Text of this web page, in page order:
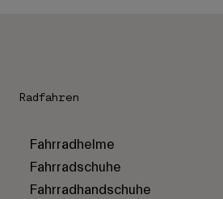
Radfahren
Fahrradhelme
Fahrradschuhe
Fahrradhandschuhe